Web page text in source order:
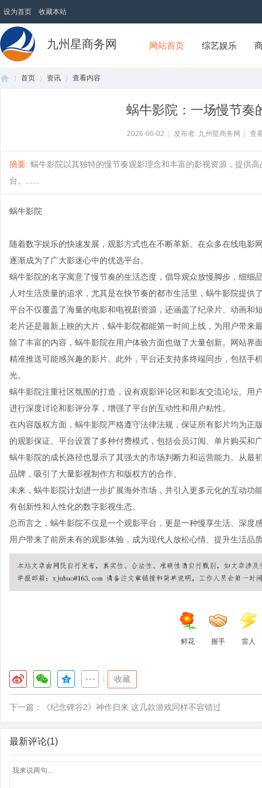
设为首页 收藏本站
九州星商务网 网站首页 综艺娱乐
首页 资讯 查看内容
蜗牛影院：一场慢节奏
2026-06-02 发布者: 九州星商务网 查
摘要: 蜗牛影院以其独特的慢节奏观影理念和丰富的影视资源，提供
台。......
蜗牛影院
随着数字娱乐的快速发展，观影方式也在不断革新。在众多在线电
逐渐成为了广大影迷心中的优选平台。
蜗牛影院的名字寓意了慢节奏的生活态度，倡导观众放慢脚步，细细
人对生活质量的追求，尤其是在快节奏的都市生活里，蜗牛影院提供
平台不仅覆盖了海量的电影和电视剧资源，还涵盖了纪录片、动画和
老片还是最新上映的大片，蜗牛影院都能第一时间上线，为用户带来
除了丰富的内容，蜗牛影院在用户体验方面也做了大量创新。网站
精准推送可能感兴趣的影片。此外，平台还支持多终端同步，包括手
光。
蜗牛影院注重社区氛围的打造，设有观影评论区和影友交流论坛。用
进行深度讨论和影评分享，增强了平台的互动性和用户粘性。
在内容版权方面，蜗牛影院严格遵守法律法规，保证所有影片均为正
的观影保证。平台设置了多种付费模式，包括会员订阅、单片购买和
蜗牛影院的成长路径也显示了其强大的市场判断力和运营能力。从最
品牌，吸引了大量影视制作方和版权方的合作。
未来，蜗牛影院计划进一步扩展海外市场，并引入更多元化的互动功
有创新性和人性化的数字影视生态。
总而言之，蜗牛影院不仅是一个观影平台，更是一种慢享生活、深
用户带来了前所未有的观影体验，成为现代人放松心情、提升生活品
鲜花 握手 雷人
收藏
下一篇： 《纪念碑谷2》神作归来 这几款游戏同样不容错过
最新评论(1)